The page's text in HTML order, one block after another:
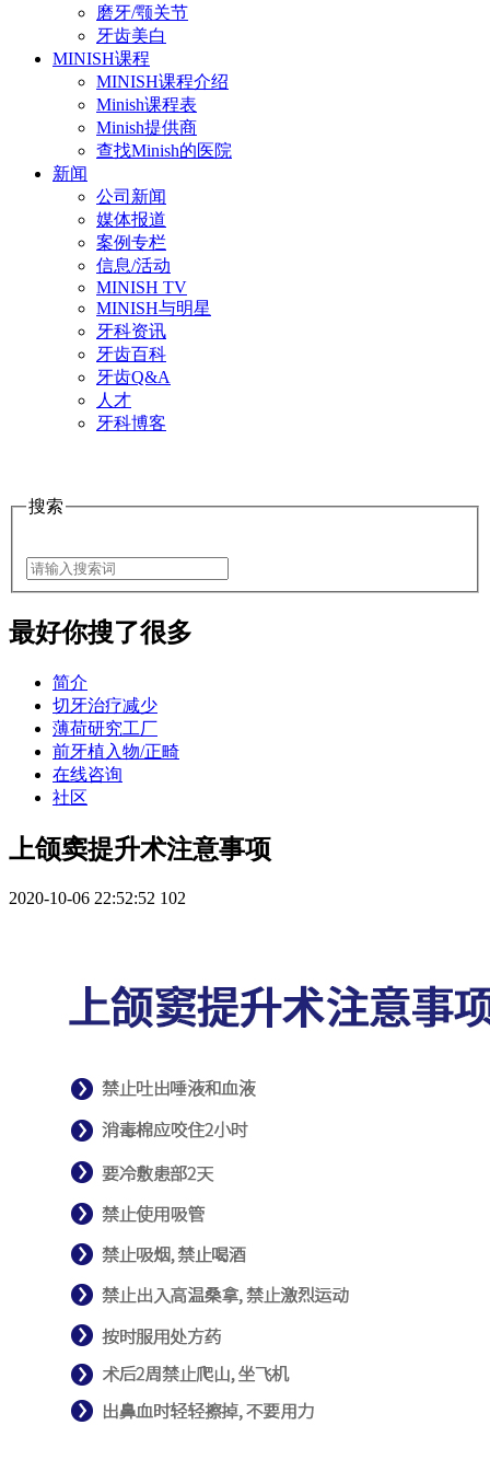
磨牙/颚关节
牙齿美白
MINISH课程
MINISH课程介绍
Minish课程表
Minish提供商
查找Minish的医院
新闻
公司新闻
媒体报道
案例专栏
信息/活动
MINISH TV
MINISH与明星
牙科资讯
牙齿百科
牙齿Q&A
人才
牙科博客
搜索
最好你搜了很多
简介
切牙治疗减少
薄荷研究工厂
前牙植入物/正畸
在线咨询
社区
上颌窦提升术注意事项
2020-10-06 22:52:52 102